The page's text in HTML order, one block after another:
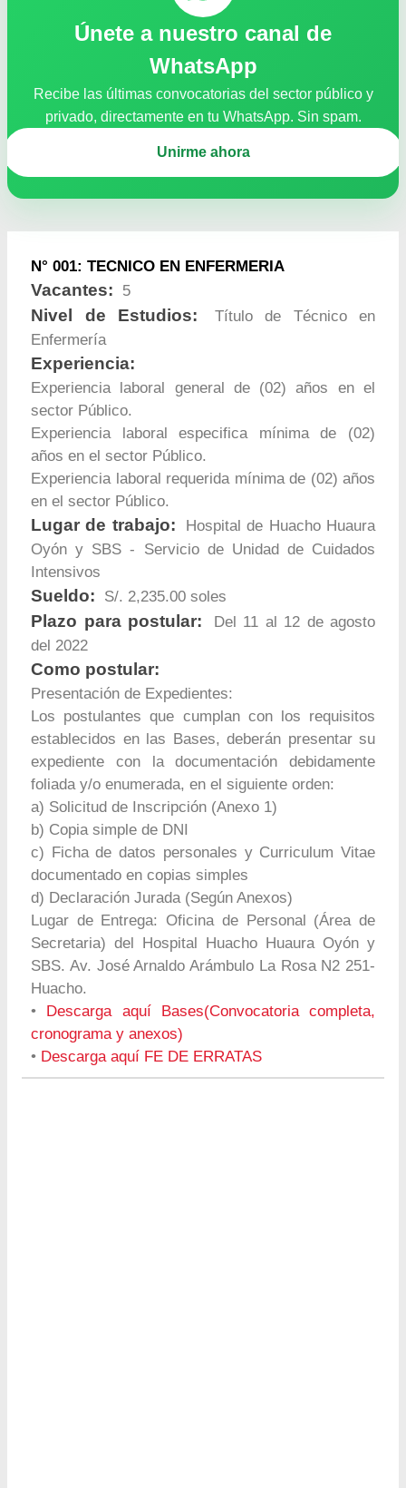
Únete a nuestro canal de
WhatsApp
Recibe las últimas convocatorias del sector público y
privado, directamente en tu WhatsApp. Sin spam.
Unirme ahora
N° 001: TECNICO EN ENFERMERIA
Vacantes: 5
Nivel de Estudios:
Título de Técnico en
Enfermería
Experiencia:
Experiencia laboral general de (02) años en el
sector Público.
Experiencia laboral especifica mínima de (02)
años en el sector Público.
Experiencia laboral requerida mínima de (02) años
en el sector Público.
Lugar de trabajo:
Hospital de Huacho Huaura
Oyón y SBS - Servicio de Unidad de Cuidados
Intensivos
Sueldo: S/. 2,235.00 soles
Plazo para postular:
Del 11 al 12 de agosto
del 2022
Como postular:
Presentación de Expedientes:
Los postulantes que cumplan con los requisitos
establecidos en las Bases, deberán presentar su
expediente con la documentación debidamente
foliada y/o enumerada, en el siguiente orden:
a) Solicitud de Inscripción (Anexo 1)
b) Copia simple de DNI
c) Ficha de datos personales y Curriculum Vitae
documentado en copias simples
d) Declaración Jurada (Según Anexos)
Lugar de Entrega: Oficina de Personal (Área de
Secretaria) del Hospital Huacho Huaura Oyón y
SBS. Av. José Arnaldo Arámbulo La Rosa N2 251-
Huacho.
•
Descarga aquí Bases(Convocatoria completa,
cronograma y anexos)
• Descarga aquí FE DE ERRATAS